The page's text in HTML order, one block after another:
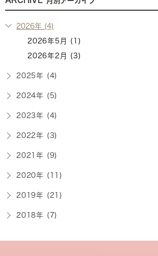
2026年 (4)
2026年5月 (1)
2026年2月 (3)
2025年 (4)
2024年 (5)
2023年 (4)
2022年 (3)
2021年 (9)
2020年 (11)
2019年 (21)
2018年 (7)